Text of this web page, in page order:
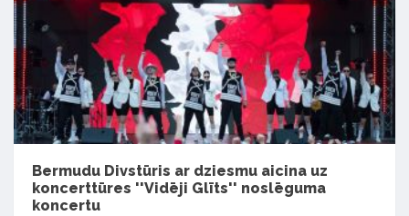
Bermudu Divstūris ar dziesmu aicina uz
koncerttūres ''Vidēji Glīts'' noslēguma
koncertu